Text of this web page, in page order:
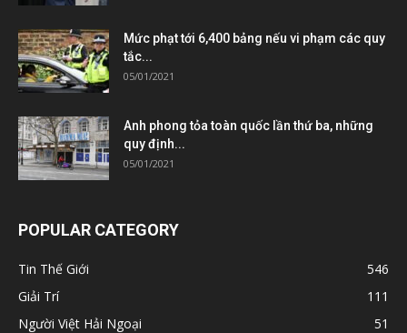
Mức phạt tới 6,400 bảng nếu vi phạm các quy
tắc...
05/01/2021
Anh phong tỏa toàn quốc lần thứ ba, những
quy định...
05/01/2021
POPULAR CATEGORY
Tin Thế Giới
546
Giải Trí
111
Người Việt Hải Ngoại
51